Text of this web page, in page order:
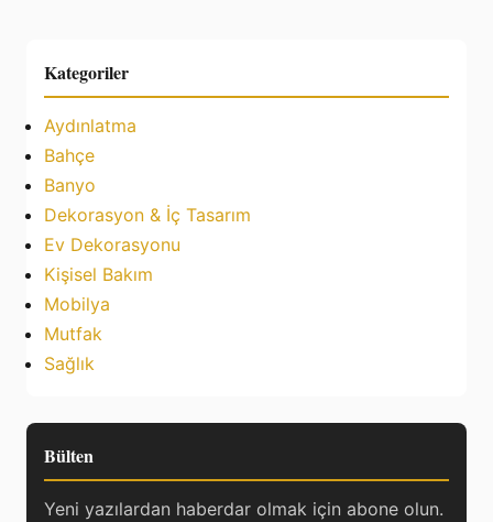
Kategoriler
Aydınlatma
Bahçe
Banyo
Dekorasyon & İç Tasarım
Ev Dekorasyonu
Kişisel Bakım
Mobilya
Mutfak
Sağlık
Bülten
Yeni yazılardan haberdar olmak için abone olun.